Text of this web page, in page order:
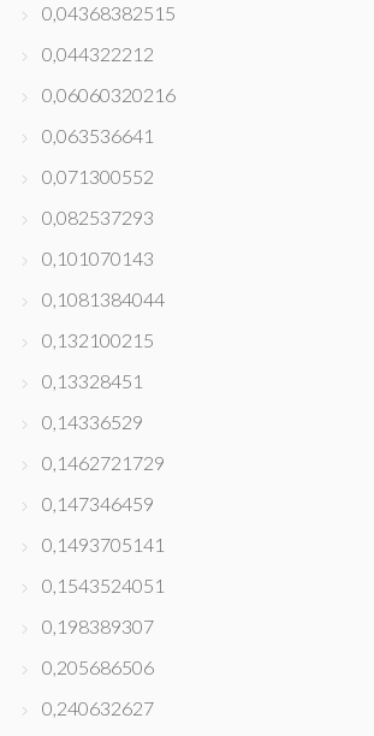
0,04368382515
0,044322212
0,06060320216
0,063536641
0,071300552
0,082537293
0,101070143
0,1081384044
0,132100215
0,13328451
0,14336529
0,1462721729
0,147346459
0,1493705141
0,1543524051
0,198389307
0,205686506
0,240632627